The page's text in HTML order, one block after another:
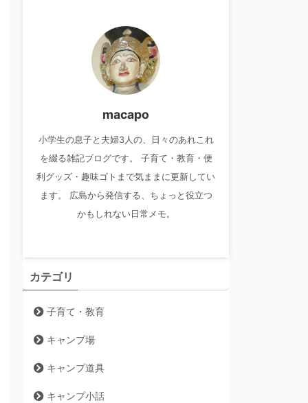
macapo
小学生の息子と夫婦3人の、日々のあれこれ
を綴る雑記ブログです。 子育て・教育・便
利グッズ・趣味ゴトまで気ままに更新してい
ます。 広島から発信する、ちょっと役立つ
かもしれない日常メモ。
カテゴリ
子育て・教育
キャンプ場
キャンプ道具
キャンプ小話